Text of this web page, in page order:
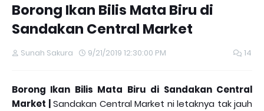
Borong Ikan Bilis Mata Biru di
Sandakan Central Market
Sunah Sakura 9/21/2019 12:30:00 PM 14
Borong Ikan Bilis Mata Biru di Sandakan Central
Market |
Sandakan Central Market ni letaknya tak jauh